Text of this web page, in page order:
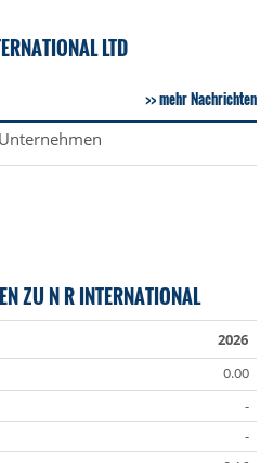
LTD
mehr Nachrichten
ZU N R INTERNATIONAL
2026
0.00
-
-